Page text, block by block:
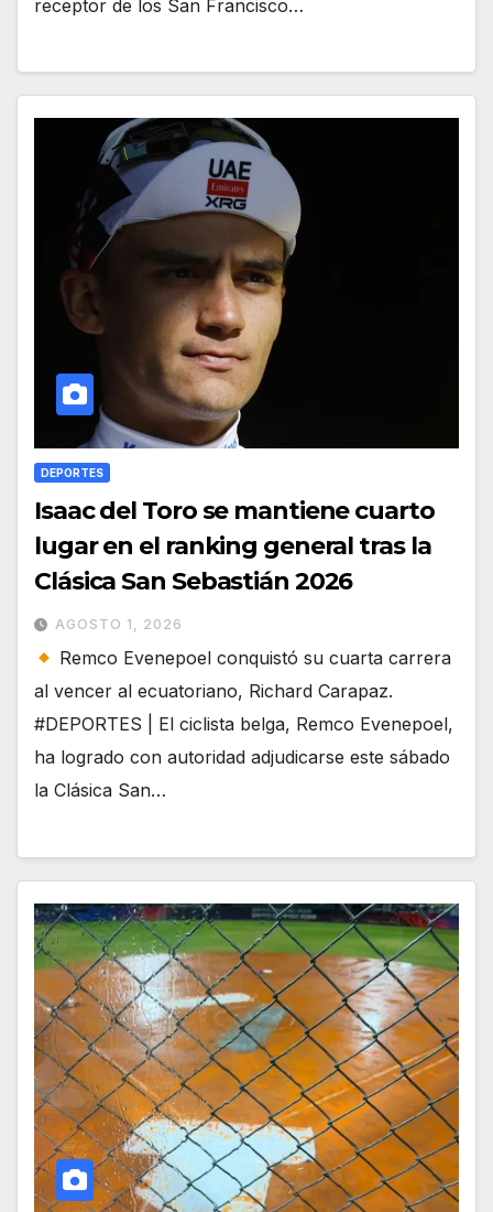
receptor de los San Francisco…
DEPORTES
Isaac del Toro se mantiene cuarto
lugar en el ranking general tras la
Clásica San Sebastián 2026
AGOSTO 1, 2026
Remco Evenepoel conquistó su cuarta carrera
al vencer al ecuatoriano, Richard Carapaz.
#DEPORTES | El ciclista belga, Remco Evenepoel,
ha logrado con autoridad adjudicarse este sábado
la Clásica San…